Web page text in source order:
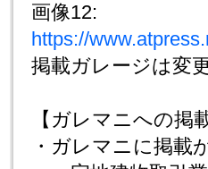
画像12:
https://
掲載ガレージは変
【ガレマニへの掲
・ガレマニに掲載